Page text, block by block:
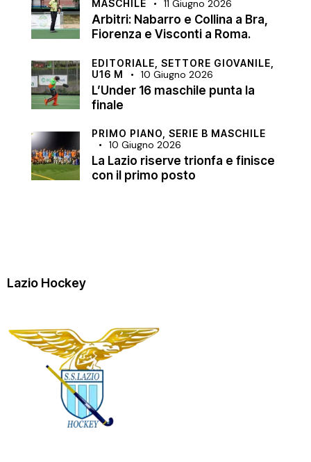
MASCHILE
11 Giugno 2026
Arbitri: Nabarro e Collina a Bra,
Fiorenza e Visconti a Roma.
EDITORIALE, SETTORE GIOVANILE,
U16 M
10 Giugno 2026
L’Under 16 maschile punta la
finale
PRIMO PIANO, SERIE B MASCHILE
10 Giugno 2026
La Lazio riserve trionfa e finisce
con il primo posto
Lazio Hockey